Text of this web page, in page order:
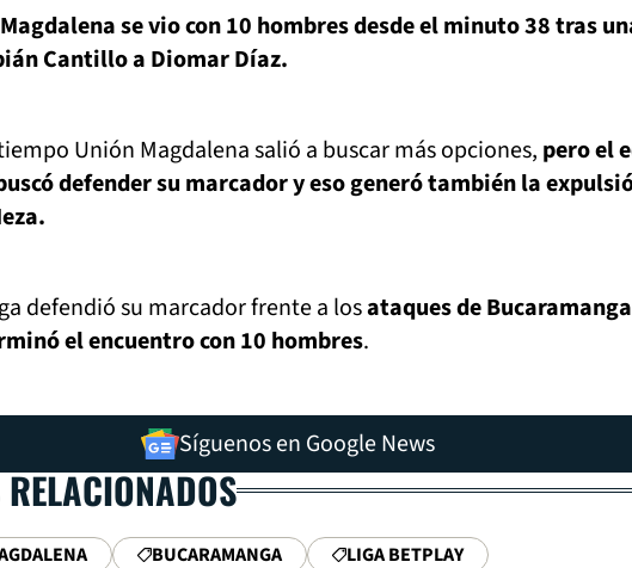
se vio con 10 hombres desde el minuto 38 tras
Cantillo a Diomar Díaz.
Unión Magdalena salió a buscar más opciones, pero el
defender su marcador y eso generó también la
defendió su marcador frente a losataques de
el encuentro con 10 hombres.
Síguenos en Google News
BUCARAMANGA LIGA BETPLAY